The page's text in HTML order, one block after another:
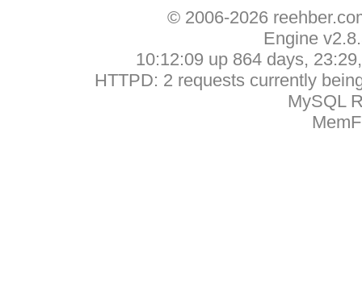
© 2006-2026
Engine
10:12:09 up 864 days,
HTTPD: 2 requests currently
MySQL